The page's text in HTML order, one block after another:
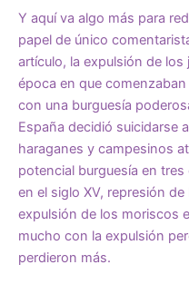
Y aquí va algo más para
papel de único
artículo, la expulsión de
época en que
con una burguesía
España decidió suicidarse
haraganes y campesinos
potencial burguesía en
en el siglo XV, represión
expulsión de los moriscos
mucho con la expulsión
perdieron más.